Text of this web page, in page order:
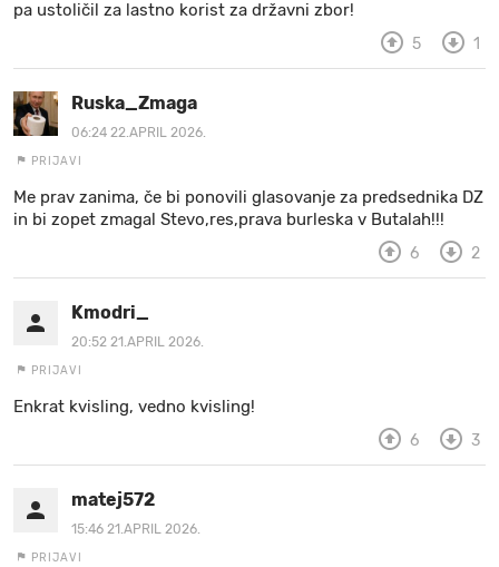
pa ustoličil za lastno korist za državni zbor!
5 1
Ruska_Zmaga
06:24 22.APRIL 2026.
PRIJAVI
Me prav zanima, če bi ponovili glasovanje za predsednika DZ
in bi zopet zmagal Stevo,res,prava burleska v Butalah!!!
6 2
Kmodri_
20:52 21.APRIL 2026.
PRIJAVI
Enkrat kvisling, vedno kvisling!
6 3
matej572
15:46 21.APRIL 2026.
PRIJAVI